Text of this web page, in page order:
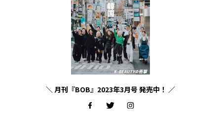
＼ 月刊『BOB』2023年3月号 発売中！ ／